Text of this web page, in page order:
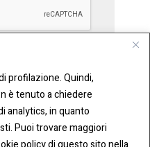
profilazione. Quindi,
è tenuto a chiedere
analytics, in quanto
Puoi trovare maggiori